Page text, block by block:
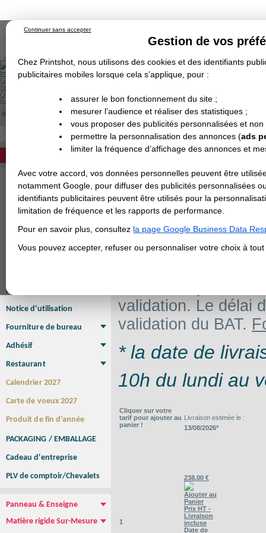
Gestion de vos
Chez Printshot, nous utilisons des cookies et des identifiants
publicitaires mobiles lorsque cela s’applique, pour :
assurer le bon fonctionnement du site ;
mesurer l’audience et réaliser des statistiques ;
vous proposer des publicités personnalisées et
permettre la personnalisation des annonces (ads
limiter la fréquence d’affichage des annonces et
Avec votre accord, vos données personnelles peuvent être
notamment Google, pour diffuser des publicités personnalisées
identifiants publicitaires peuvent être utilisés pour la
limitation de fréquence et les rapports de performance.
Pour en savoir plus, consultez la page Google Business Data
Vous pouvez accepter, refuser ou personnaliser votre choix à
Continuer sans accepter
Impression papier
Grand Format
Stand/PLV
Objet Publicitaire
Banderole & bâche
Demande de devis
DEVIS PERSONNALISÉ
IMPRESSION 24H
Carte Indéchirable
Carte de correspondance
Cartes postales
Marque-pages
Carte de Fidélité
Carte PVC
Carte & faire-part
Flyer & Dépliant
Brochure/Catalogue
Notice d'utilisation
Fourniture de bureau
Adhésif
Restaurant
Calendrier 2027
Carte de voeux 2027
Produit de fin d'année
PACKAGING / EMBALLAGE
Cadeau d'entreprise
PLV de comptoir/Chevalets
Panneau & Enseigne
Matière rigide Sur-Mesure
Impression en ligne Le PHOTOCALL HYBRIDE > 200x200 - bâche PVC standard -
- 200X200 - BÂCHE PVC STANDARD -
Matière
Bon à tirer10€
NUMERIQUE, le
validation. Le délai
validation du BAT.
* la date de
10h du lundi au
Cliquer sur votre
tarif pour ajouter au
panier !
Livraison estimée le :
13/08/2026*
1
238.00 €
Ajouter au
Panier
Prix HT -
Livraison
incluse
Date de